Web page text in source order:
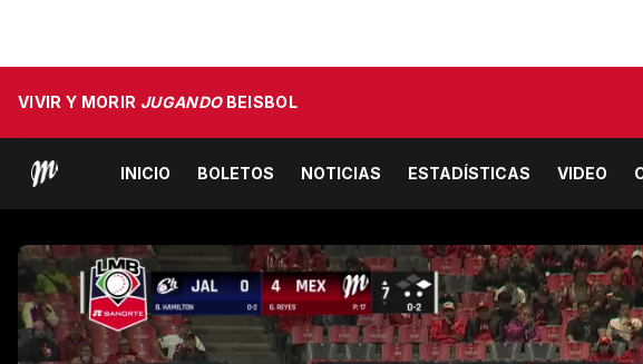
VIVIR Y MORIR JUGANDOBEISBOL
INICIO BOLETOS NOTICIAS ESTADÍSTICAS VIDEO